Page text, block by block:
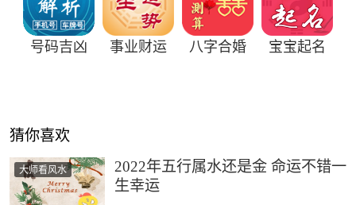
号码吉凶 事业财运 八字合婚 宝宝起名
猜你喜欢
大师看风水
2022年五行属水还是金 命运不错一
生幸运